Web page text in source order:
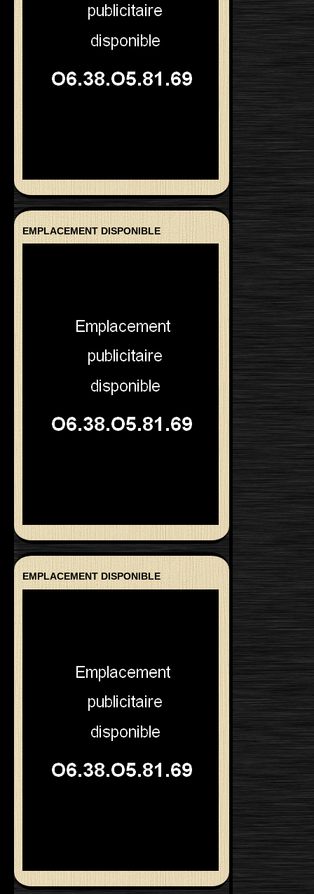
EMPLACEMENT DISPONIBLE
EMPLACEMENT DISPONIBLE